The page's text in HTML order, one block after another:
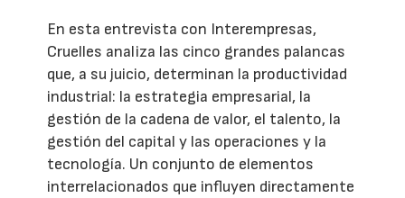
En esta entrevista con Interempresas,
Cruelles analiza las cinco grandes palancas
que, a su juicio, determinan la productividad
industrial: la estrategia empresarial, la
gestión de la cadena de valor, el talento, la
gestión del capital y las operaciones y la
tecnología. Un conjunto de elementos
interrelacionados que influyen directamente